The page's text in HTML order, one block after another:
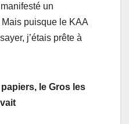
un
puisque le KAA
j’étаis prête à
le Gros les